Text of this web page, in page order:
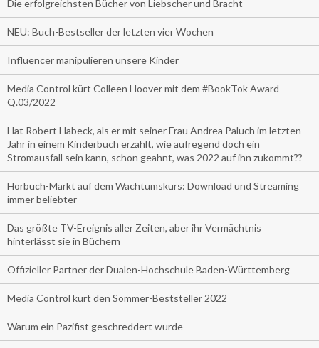
Die erfolgreichsten Bücher von Liebscher und Bracht
NEU: Buch-Bestseller der letzten vier Wochen
Influencer manipulieren unsere Kinder
Media Control kürt Colleen Hoover mit dem #BookTok Award
Q.03/2022
Hat Robert Habeck, als er mit seiner Frau Andrea Paluch im letzten
Jahr in einem Kinderbuch erzählt, wie aufregend doch ein
Stromausfall sein kann, schon geahnt, was 2022 auf ihn zukommt??
Hörbuch-Markt auf dem Wachtumskurs: Download und Streaming
immer beliebter
Das größte TV-Ereignis aller Zeiten, aber ihr Vermächtnis
hinterlässt sie in Büchern
Offizieller Partner der Dualen-Hochschule Baden-Württemberg
Media Control kürt den Sommer-Beststeller 2022
Warum ein Pazifist geschreddert wurde